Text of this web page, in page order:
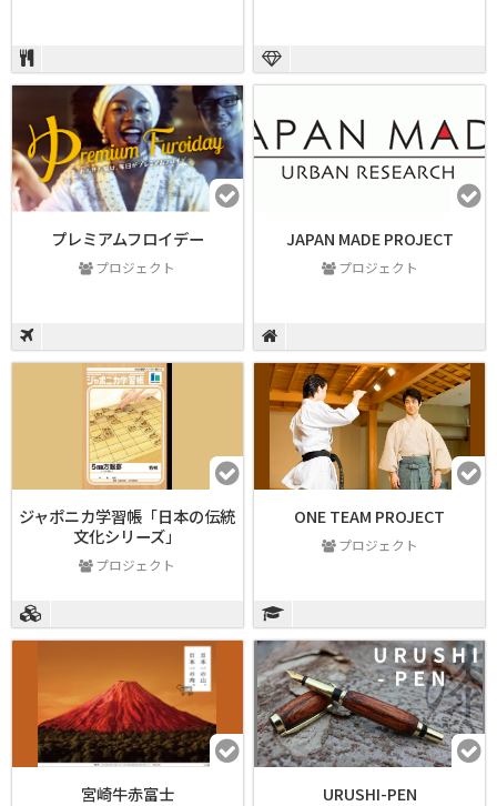
プレミアムフロイデー
プロジェクト
JAPAN MADE PROJECT
プロジェクト
ジャポニカ学習帳「日本の伝統
文化シリーズ」
プロジェクト
ONE TEAM PROJECT
プロジェクト
宮崎牛赤富士 URUSHI-PEN